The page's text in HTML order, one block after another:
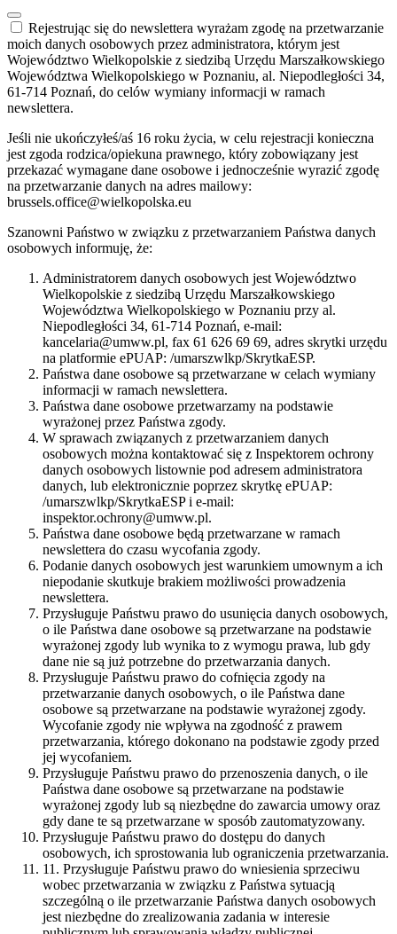
Rejestrując się do newslettera wyrażam zgodę na przetwarzanie
moich danych osobowych przez administratora, którym jest
Województwo Wielkopolskie z siedzibą Urzędu Marszałkowskiego
Województwa Wielkopolskiego w Poznaniu, al. Niepodległości 34,
61-714 Poznań, do celów wymiany informacji w ramach
newslettera.
Jeśli nie ukończyłeś/aś 16 roku życia, w celu rejestracji konieczna
jest zgoda rodzica/opiekuna prawnego, który zobowiązany jest
przekazać wymagane dane osobowe i jednocześnie wyrazić zgodę
na przetwarzanie danych na adres mailowy:
brussels.office@wielkopolska.eu
Szanowni Państwo w związku z przetwarzaniem Państwa danych
osobowych informuję, że:
Administratorem danych osobowych jest Województwo
Wielkopolskie z siedzibą Urzędu Marszałkowskiego
Województwa Wielkopolskiego w Poznaniu przy al.
Niepodległości 34, 61-714 Poznań, e-mail:
kancelaria@umww.pl, fax 61 626 69 69, adres skrytki urzędu
na platformie ePUAP: /umarszwlkp/SkrytkaESP.
Państwa dane osobowe są przetwarzane w celach wymiany
informacji w ramach newslettera.
Państwa dane osobowe przetwarzamy na podstawie
wyrażonej przez Państwa zgody.
W sprawach związanych z przetwarzaniem danych
osobowych można kontaktować się z Inspektorem ochrony
danych osobowych listownie pod adresem administratora
danych, lub elektronicznie poprzez skrytkę ePUAP:
/umarszwlkp/SkrytkaESP i e-mail:
inspektor.ochrony@umww.pl.
Państwa dane osobowe będą przetwarzane w ramach
newslettera do czasu wycofania zgody.
Podanie danych osobowych jest warunkiem umownym a ich
niepodanie skutkuje brakiem możliwości prowadzenia
newslettera.
Przysługuje Państwu prawo do usunięcia danych osobowych,
o ile Państwa dane osobowe są przetwarzane na podstawie
wyrażonej zgody lub wynika to z wymogu prawa, lub gdy
dane nie są już potrzebne do przetwarzania danych.
Przysługuje Państwu prawo do cofnięcia zgody na
przetwarzanie danych osobowych, o ile Państwa dane
osobowe są przetwarzane na podstawie wyrażonej zgody.
Wycofanie zgody nie wpływa na zgodność z prawem
przetwarzania, którego dokonano na podstawie zgody przed
jej wycofaniem.
Przysługuje Państwu prawo do przenoszenia danych, o ile
Państwa dane osobowe są przetwarzane na podstawie
wyrażonej zgody lub są niezbędne do zawarcia umowy oraz
gdy dane te są przetwarzane w sposób zautomatyzowany.
Przysługuje Państwu prawo do dostępu do danych
osobowych, ich sprostowania lub ograniczenia przetwarzania.
11. Przysługuje Państwu prawo do wniesienia sprzeciwu
wobec przetwarzania w związku z Państwa sytuacją
szczególną o ile przetwarzanie Państwa danych osobowych
jest niezbędne do zrealizowania zadania w interesie